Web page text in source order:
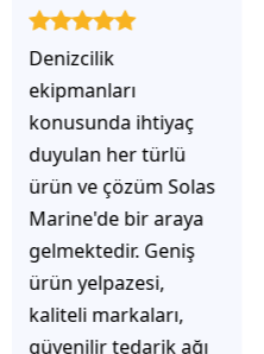
Solas Marine ailesine,
başta Aykut Bey ve
Ayhan Bey olmak
üzere, göstermiş
oldukları güven,
samimiyet, destek ve
değerli iş birliği için
içtenlikle teşekkür
ediyorum. Birlikte
çalışmaktan büyük